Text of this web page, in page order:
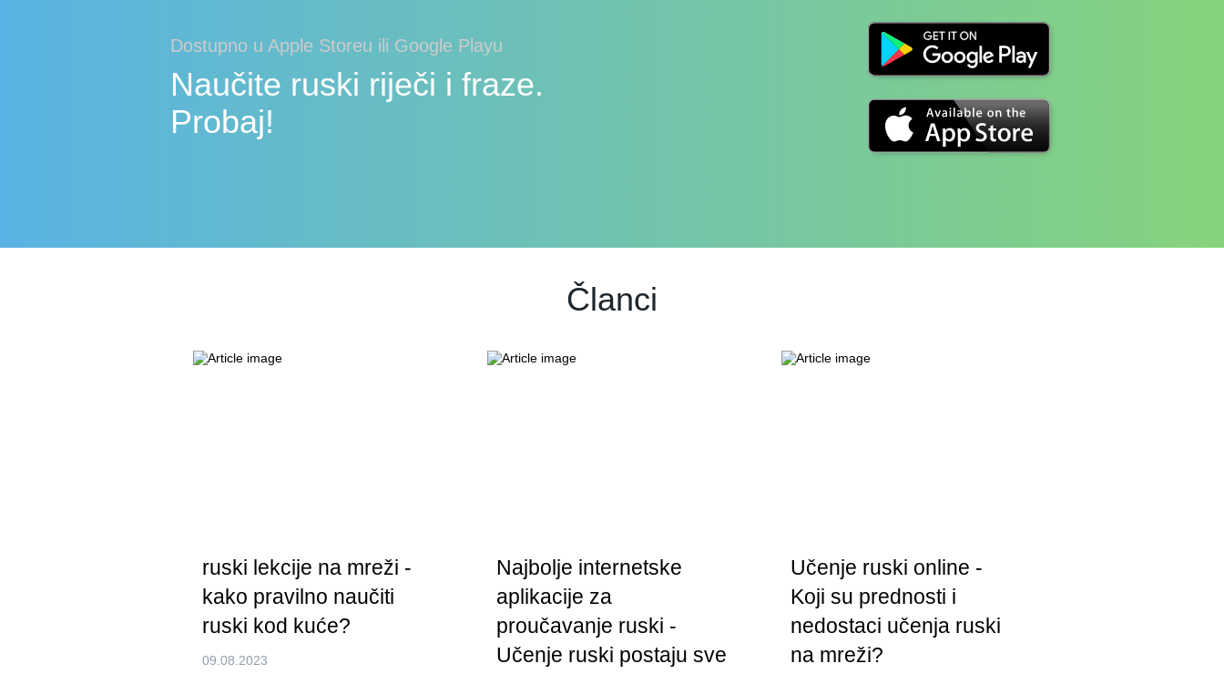
Dostupno u Apple Storeu ili Google Playu
Naučite ruski riječi i fraze.
Probaj!
Članci
ruski lekcije na mreži -
kako pravilno naučiti
ruski kod kuće?
09.08.2023
Najbolje internetske
aplikacije za
proučavanje ruski -
Učenje ruski postaju sve
Učenje ruski online -
Koji su prednosti i
nedostaci učenja ruski
na mreži?